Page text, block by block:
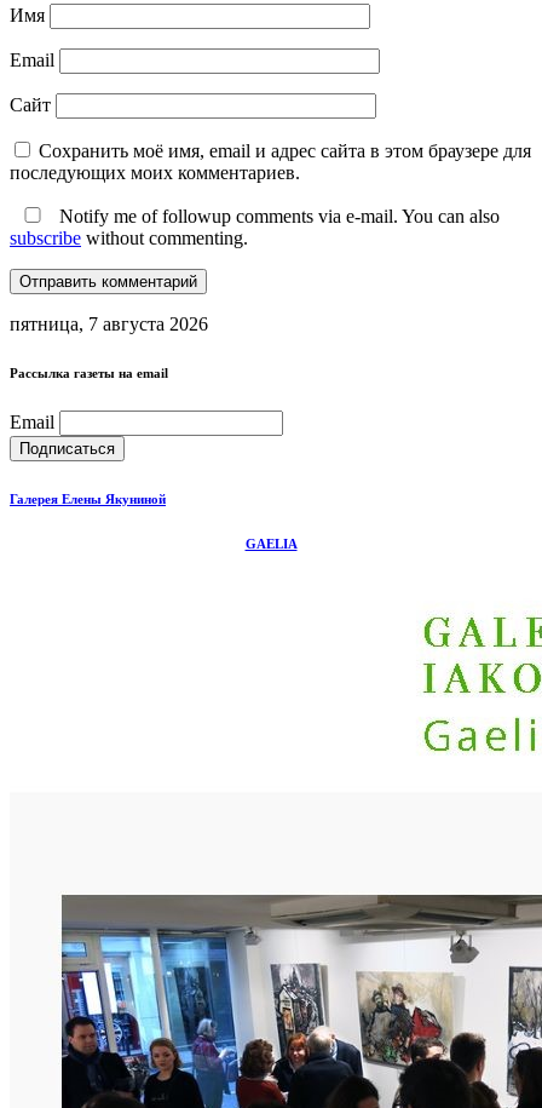
Имя
Email
Сайт
Сохранить моё имя, email и адрес сайта в этом браузере для
последующих моих комментариев.
Notify me of followup comments via e-mail. You can also
subscribe without commenting.
пятница, 7 августа 2026
Рассылка газеты на email
Email
Галерея Елены Якуниной
GAELIA